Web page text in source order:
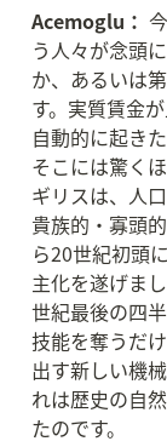
Acemoglu：
う人々が念頭
か、あるいは
す。実質賃金
自動的に起き
そこには驚く
ギリスは、人
貴族的・寡頭
ら20世紀初頭
主化を遂げま
世紀最後の四
技能を奪うだ
出す新しい機
れは歴史の自
たのです。